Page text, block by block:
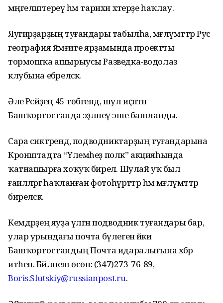
мәңгеләштереү һәм тарихи хәтерҙе һаҡлау.
Яугирҙарҙың туғандары табылһа, мәғлүмәттәр Рус
география йәмғиәте ярҙамында проектты
тормошҡа ашырыусы Разведка-водолаз
клубына ебәреләсәк.
Әле Рәсәйҙең 45 төбәгендә, шул иҫәптән
Башҡортостанда эҙләнеү эше башланды.
Сара сиктәрендә, подводниктарҙың туғандарына
Кронштадта “Үлемһеҙ полк” акцияһында
ҡатнашырға хоҡуҡ бирелә. Шулай уҡ был
ғаиләләргә һаҡланған фотоһүрәттәр һәм мәғлүмәттәр
биреләсәк.
Кемдәрҙең яуҙа үлгән подводник туғандары бар,
улар урындағы почта бүлегенә йәки
Башҡортостандың Почта идаралығына хәбәр
итһен. Бәйләнеш өсөн: (347)273-76-89,
Boris.Slutskiy@russianpost.ru.